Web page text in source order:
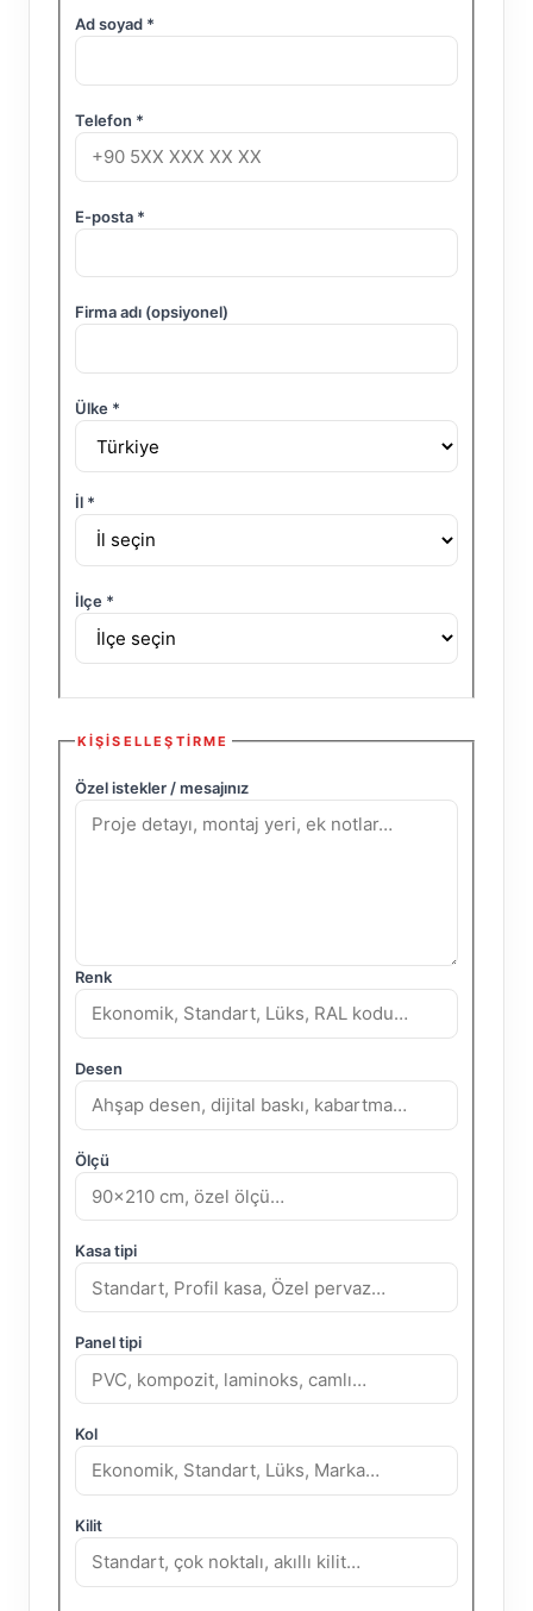
Ad soyad *
Telefon *
E-posta *
Firma adı (opsiyonel)
Ülke *
İl *
İlçe *
KIŞISELLEŞTIRME
Özel istekler / mesajınız
Renk
Desen
Ölçü
Kasa tipi
Panel tipi
Kol
Kilit